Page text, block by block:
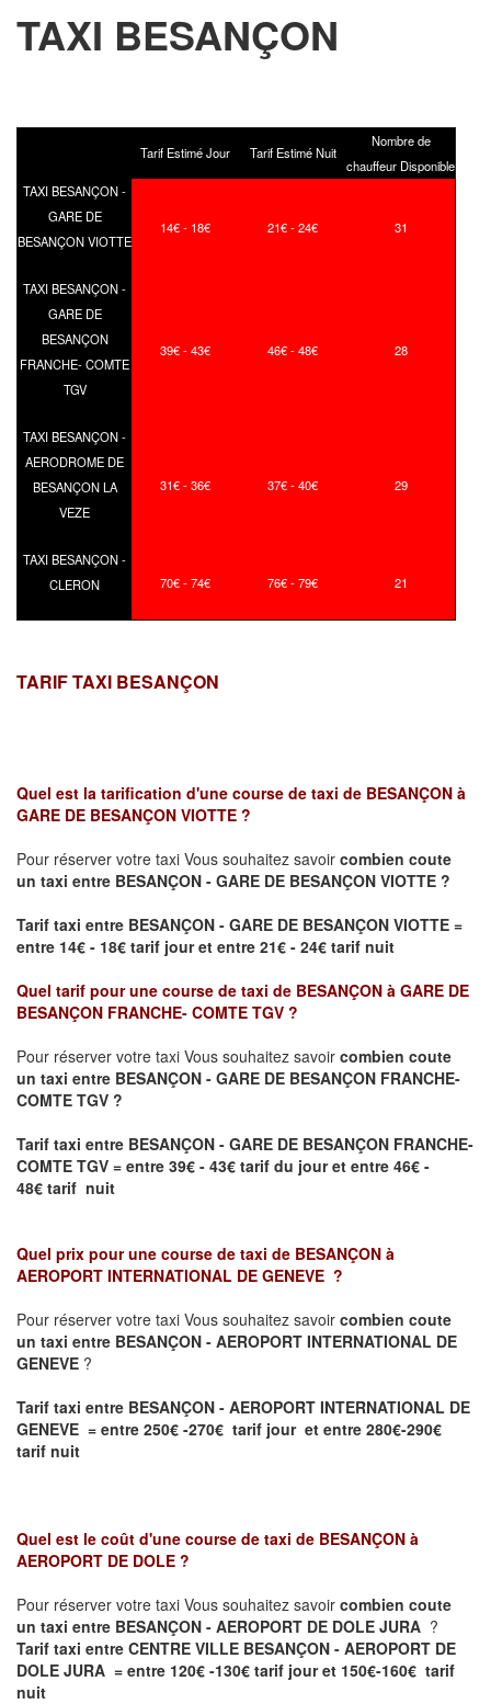
TAXI BESANÇON
Tarif Estimé Jour Tarif Estimé Nuit
Nombre de
chauffeur Disponible
TAXI BESANÇON -
GARE DE
BESANÇON VIOTTE
14€ - 18€ 21€ - 24€ 31
TAXI BESANÇON -
GARE DE
BESANÇON
FRANCHE- COMTE
TGV
39€ - 43€ 46€ - 48€ 28
TAXI BESANÇON -
AERODROME DE
BESANÇON LA
VEZE
31€ - 36€ 37€ - 40€ 29
TAXI BESANÇON -
CLERON
70€ - 74€ 76€ - 79€ 21
TARIF TAXI BESANÇON
Quel est la tarification d'une course de taxi de BESANÇON à
GARE DE BESANÇON VIOTTE ?
Pour réserver votre taxi Vous souhaitez savoir combien coute
un taxi entre BESANÇON - GARE DE BESANÇON VIOTTE ?
Tarif taxi entre BESANÇON - GARE DE BESANÇON VIOTTE =
entre 14€ - 18€ tarif jour et entre 21€ - 24€ tarif nuit
Quel tarif pour une course de taxi de BESANÇON à GARE DE
BESANÇON FRANCHE- COMTE TGV ?
Pour réserver votre taxi Vous souhaitez savoir combien coute
un taxi entre BESANÇON - GARE DE BESANÇON FRANCHE-
COMTE TGV ?
Tarif taxi entre BESANÇON - GARE DE BESANÇON FRANCHE-
COMTE TGV = entre 39€ - 43€ tarif du jour et entre 46€ -
48€ tarif nuit
Quel prix pour une course de taxi de BESANÇON à
AEROPORT INTERNATIONAL DE GENEVE ?
Pour réserver votre taxi Vous souhaitez savoir combien coute
un taxi entre BESANÇON - AEROPORT INTERNATIONAL DE
GENEVE ?
Tarif taxi entre BESANÇON - AEROPORT INTERNATIONAL DE
GENEVE = entre 250€ -270€ tarif jour et entre 280€-290€
tarif nuit
Quel est le coût d'une course de taxi de BESANÇON à
AEROPORT DE DOLE ?
Pour réserver votre taxi Vous souhaitez savoir combien coute
un taxi entre BESANÇON - AEROPORT DE DOLE JURA ?
Tarif taxi entre CENTRE VILLE BESANÇON - AEROPORT DE
DOLE JURA = entre 120€ -130€ tarif jour et 150€-160€ tarif
nuit